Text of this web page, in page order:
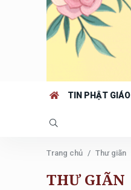
TIN PHẬT GIÁO
Trang chủ Thư giãn
THƯ GIÃN